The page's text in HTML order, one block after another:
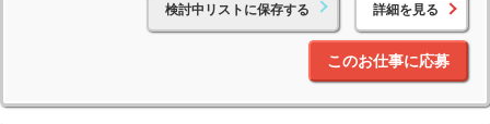
検討中リストに保存する 詳細を見る
このお仕事に応募